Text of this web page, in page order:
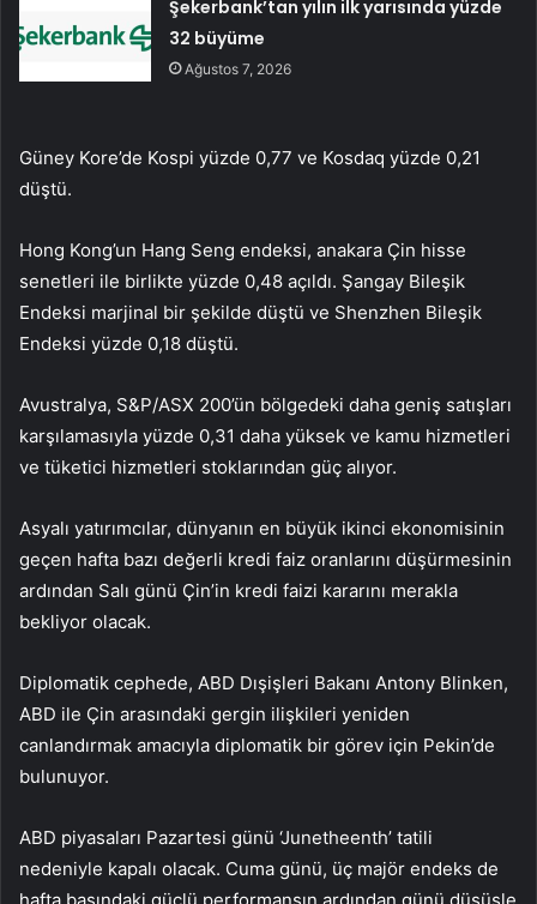
Şekerbank’tan yılın ilk yarısında yüzde
32 büyüme
Ağustos 7, 2026
Güney Kore’de Kospi yüzde 0,77 ve Kosdaq yüzde 0,21
düştü.
Hong Kong’un Hang Seng endeksi, anakara Çin hisse
senetleri ile birlikte yüzde 0,48 açıldı. Şangay Bileşik
Endeksi marjinal bir şekilde düştü ve Shenzhen Bileşik
Endeksi yüzde 0,18 düştü.
Avustralya, S&P/ASX 200’ün bölgedeki daha geniş satışları
karşılamasıyla yüzde 0,31 daha yüksek ve kamu hizmetleri
ve tüketici hizmetleri stoklarından güç alıyor.
Asyalı yatırımcılar, dünyanın en büyük ikinci ekonomisinin
geçen hafta bazı değerli kredi faiz oranlarını düşürmesinin
ardından Salı günü Çin’in kredi faizi kararını merakla
bekliyor olacak.
Diplomatik cephede, ABD Dışişleri Bakanı Antony Blinken,
ABD ile Çin arasındaki gergin ilişkileri yeniden
canlandırmak amacıyla diplomatik bir görev için Pekin’de
bulunuyor.
ABD piyasaları Pazartesi günü ‘Junetheenth’ tatili
nedeniyle kapalı olacak. Cuma günü, üç majör endeks de
hafta başındaki güçlü performansın ardından günü düşüşle